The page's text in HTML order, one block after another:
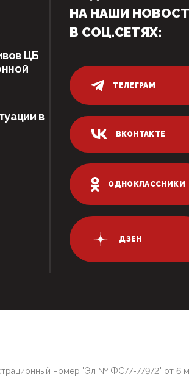
ЦБ
в
НА НАШИ
В СОЦ.СЕТЯХ:
ТЕЛЕГРАМ
ВКОНТАКТЕ
ОДНОКЛАССНИКИ
ДЗЕН
номер "Эл № ФС77-77972" от 6